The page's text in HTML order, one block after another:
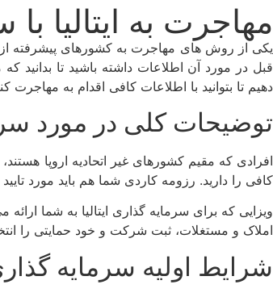
مهاجرت به ایتالیا با
یکی از روش‌‌ های مهاجرت به کشورهای پیشرفته از
قبل در مورد آن اطلاعات داشته باشید تا بدانید که
دهیم تا بتوانید با اطلاعات کافی اقدام به مهاجرت
توضیحات کلی در مورد
افرادی که مقیم کشورهای غیر اتحادیه اروپا
کافی را دارید. رزومه کاردی شما هم باید مورد تایید
املاک و مستغلات، ثبت شرکت و خود حمایتی را
شرایط اولیه سرمایه‌ گذاری